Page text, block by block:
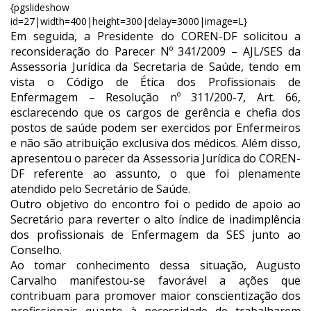
{pgslideshow
id=27|width=400|height=300|delay=3000|image=L}
Em seguida, a Presidente do COREN-DF solicitou a
reconsideração do Parecer Nº 341/2009 – AJL/SES da
Assessoria Jurídica da Secretaria de Saúde, tendo em
vista o Código de Ética dos Profissionais de
Enfermagem – Resolução nº 311/200-7, Art. 66,
esclarecendo que os cargos de gerência e chefia dos
postos de saúde podem ser exercidos por Enfermeiros
e não são atribuição exclusiva dos médicos. Além disso,
apresentou o parecer da Assessoria Jurídica do COREN-
DF referente ao assunto, o que foi plenamente
atendido pelo Secretário de Saúde.
Outro objetivo do encontro foi o pedido de apoio ao
Secretário para reverter o alto índice de inadimplência
dos profissionais de Enfermagem da SES junto ao
Conselho.
Ao tomar conhecimento dessa situação, Augusto
Carvalho manifestou-se favorável a ações que
contribuam para promover maior conscientização dos